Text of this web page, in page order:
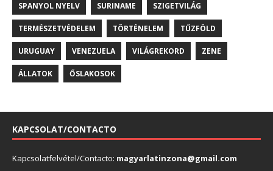
SPANYOL NYELV SURINAME SZIGETVILÁG
TERMÉSZETVÉDELEM TÖRTÉNELEM TŰZFÖLD
URUGUAY VENEZUELA VILÁGREKORD ZENE
ÁLLATOK ŐSLAKOSOK
KAPCSOLAT/CONTACTO
Kapcsolatfelvétel/Contacto: magyarlatinzona@gmail.com